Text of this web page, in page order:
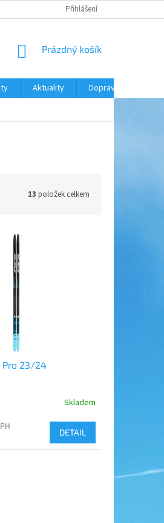
Přihlášení
NÁKUPNÍ
Prázdný košík
Aktuality
Doprava a platba
13 položek celkem
Pro 23/24
Skladem
DETAIL